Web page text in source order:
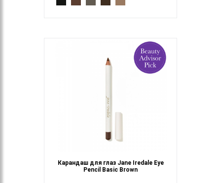
Карандаш для глаз Jane Iredale Eye
Pencil Basic Brown